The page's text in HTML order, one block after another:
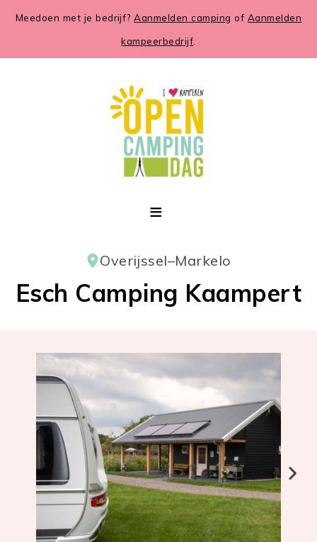
Meedoen met je bedrijf?Aanmelden camping of Aanmelden
kampeerbedrijf
Overijssel–Markelo
Esch Camping Kaampert